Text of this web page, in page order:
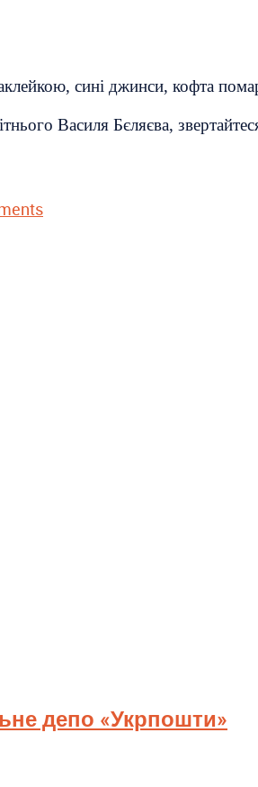
сині джинси, кофта
Василя Бєляєва,
депо «Укрпошти»